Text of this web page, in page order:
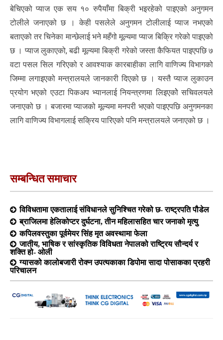
बेचिएको प्याज एक सय १० रुपैयाँमा बिक्री भइरहेको पाइएको अनुगमन
टोलीले जनाएको छ । केही पसलेले अनुगमन टोलीलाई प्याज नभएको
बताएको तर चिनेका मान्छेलाई भने महँगो मूल्यमा प्याज बिक्रि गरेको पाइएको
छ । प्याज लुकाएको, बढी मूल्यमा बिक्री गरेको जस्ता कैफियत पाइएपछि ७
वटा पसल सिल गरिएको र आवश्याक कारबाहीका लागि वाणिज्य विभागको
जिम्मा लगाइएको मन्त्रालयले जानकारी दिएको छ । यस्तै प्याज लुकाउन
प्रयोग भएको एउटा पिकअप भ्यानलाई नियन्त्रणमा लिइएकोे सचिवलयले
जनाएको छ । बजारमा प्याजको मूल्यमा मनपरी भएको पाइएपछि अनुगमनका
लागि वाणिज्य विभागलाई सक्रिय पारिएको पनि मन्त्रालयले जनाएको छ ।
सम्बन्धित समाचार
विविधतामा एकतालाई संविधानले सुनिश्चित गरेको छ- राष्ट्रपति पौडेल
ब्राजिलमा हेलिकोप्टर दुर्घटना, तीन महिलासहित चार जनाको मृत्यु
कपिलवस्तुका पूर्वमेयर सिंह मृत अवस्थामा फेला
जातीय, भाषिक र सांस्कृतिक विविधता नेपालको राष्ट्रिय सौन्दर्य र
शक्ति हो- ओली
ग्यासको कालोबजारी रोक्न उपत्यकाका डिपोमा सादा पोसाकका प्रहरी
परिचालन